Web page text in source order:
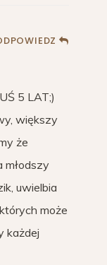
5 LAT;)
większy
że
młodszy
uwielbia
może
każdej